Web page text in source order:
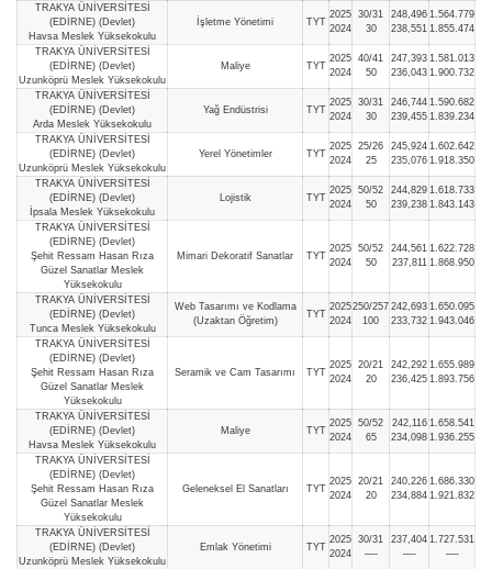
TRAKYA ÜNİVERSİTESİ
(EDİRNE) (Devlet)
Havsa Meslek Yüksekokulu
İşletme Yönetimi TYT
2025
2024
30/31
30
248,496
238,551
1.564.779
1.855.474
TRAKYA ÜNİVERSİTESİ
(EDİRNE) (Devlet)
Uzunköprü Meslek Yüksekokulu
Maliye TYT
2025
2024
40/41
50
247,393
236,043
1.581.013
1.900.732
TRAKYA ÜNİVERSİTESİ
(EDİRNE) (Devlet)
Arda Meslek Yüksekokulu
Yağ Endüstrisi TYT
2025
2024
30/31
30
246,744
239,455
1.590.682
1.839.234
TRAKYA ÜNİVERSİTESİ
(EDİRNE) (Devlet)
Uzunköprü Meslek Yüksekokulu
Yerel Yönetimler TYT
2025
2024
25/26
25
245,924
235,076
1.602.642
1.918.350
TRAKYA ÜNİVERSİTESİ
(EDİRNE) (Devlet)
İpsala Meslek Yüksekokulu
Lojistik TYT
2025
2024
50/52
50
244,829
239,238
1.618.733
1.843.143
TRAKYA ÜNİVERSİTESİ
(EDİRNE) (Devlet)
Şehit Ressam Hasan Rıza
Güzel Sanatlar Meslek
Yüksekokulu
Mimari Dekoratif Sanatlar TYT
2025
2024
50/52
50
244,561
237,811
1.622.728
1.868.950
TRAKYA ÜNİVERSİTESİ
(EDİRNE) (Devlet)
Tunca Meslek Yüksekokulu
Web Tasarımı ve Kodlama
(Uzaktan Öğretim)
TYT
2025
2024
250/257
100
242,693
233,732
1.650.095
1.943.046
TRAKYA ÜNİVERSİTESİ
(EDİRNE) (Devlet)
Şehit Ressam Hasan Rıza
Güzel Sanatlar Meslek
Yüksekokulu
Seramik ve Cam Tasarımı TYT
2025
2024
20/21
20
242,292
236,425
1.655.989
1.893.756
TRAKYA ÜNİVERSİTESİ
(EDİRNE) (Devlet)
Havsa Meslek Yüksekokulu
Maliye TYT
2025
2024
50/52
65
242,116
234,098
1.658.541
1.936.255
TRAKYA ÜNİVERSİTESİ
(EDİRNE) (Devlet)
Şehit Ressam Hasan Rıza
Güzel Sanatlar Meslek
Yüksekokulu
Geleneksel El Sanatları TYT
2025
2024
20/21
20
240,226
234,884
1.686.330
1.921.832
TRAKYA ÜNİVERSİTESİ
(EDİRNE) (Devlet)
Uzunköprü Meslek Yüksekokulu
Emlak Yönetimi TYT
2025
2024
30/31
—-
237,404
—-
1.727.531
—-